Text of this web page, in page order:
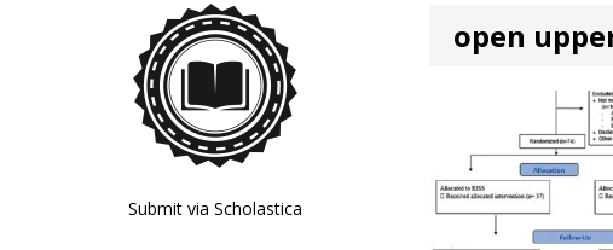
open
Submit via Scholastica